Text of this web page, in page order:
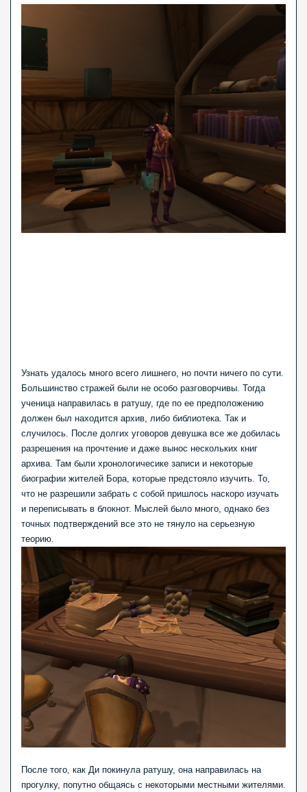
Узнать удалось много всего лишнего, но почти ничего по сути.
Большинство стражей были не особо разговорчивы. Тогда
ученица направилась в ратушу, где по ее предположению
должен был находится архив, либо библиотека. Так и
случилось. После долгих уговоров девушка все же добилась
разрешения на прочтение и даже вынос нескольких книг
архива. Там были хронологичесике записи и некоторые
биографии жителей Бора, которые предстояло изучить. То,
что не разрешили забрать с собой пришлось наскоро изучать
и переписывать в блокнот. Мыслей было много, однако без
точных подтверждений все это не тянуло на серьезную
теорию.
После того, как Ди покинула ратушу, она направилась на
прогулку, попутно общаясь с некоторыми местными жителями.